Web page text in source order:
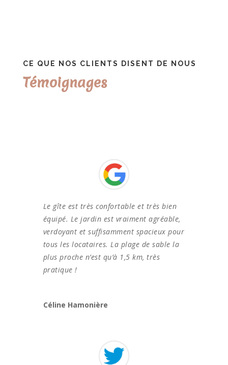
CE QUE NOS CLIENTS DISENT DE NOUS
Témoignages
Le gîte est très confortable et très bien
équipé. Le jardin est vraiment agréable,
verdoyant et suffisamment spacieux pour
tous les locataires. La plage de sable la
plus proche n’est qu’à 1,5 km, très
pratique !
Céline Hamonière